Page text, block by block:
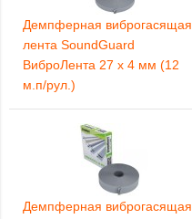
Демпферная виброгасящая
лента SoundGuard
ВиброЛента 27 х 4 мм (12
м.п/рул.)
Демпферная виброгасящая